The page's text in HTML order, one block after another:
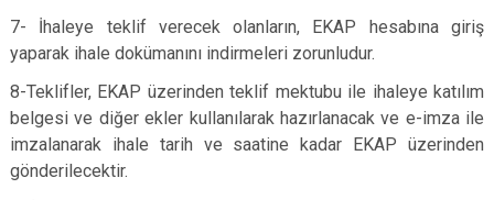
7- İhaleye teklif verecek olanların, EKAP hesabına giriş
yaparak ihale dokümanını indirmeleri zorunludur.
8-Teklifler, EKAP üzerinden teklif mektubu ile ihaleye katılım
belgesi ve diğer ekler kullanılarak hazırlanacak ve e-imza ile
imzalanarak ihale tarih ve saatine kadar EKAP üzerinden
gönderilecektir.